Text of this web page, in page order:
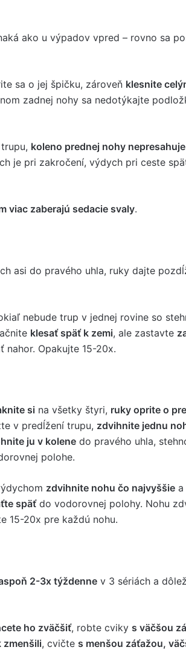
ako u výpadov vpred – rovno sa
sa o jej špičku, zároveň klesnite
zadnej nohy sa nedotýkajte
koleno prednej nohy
je pri zakročení, výdych pri ceste
viac zaberajú sedacie svaly.
asi do pravého uhla, ruky dajte
nebude trup v jednej rovine so
klesať späť k zemi, ale zastavte
nahor. Opakujte 15-20x.
si na všetky štyri, ruky oprite o
v predĺžení trupu, zdvihnite jednu
ju v kolene do pravého uhla,
polohe.
zdvihnite nohu čo najvyššie a
späťdo vodorovnej polohy. Nohu
15-20x pre každú nohu.
2-3x týždenne v 3 sériách a
ho zväčšiť, robte cviky s väčšou
zmenšili, cvičte s menšou záťažou,